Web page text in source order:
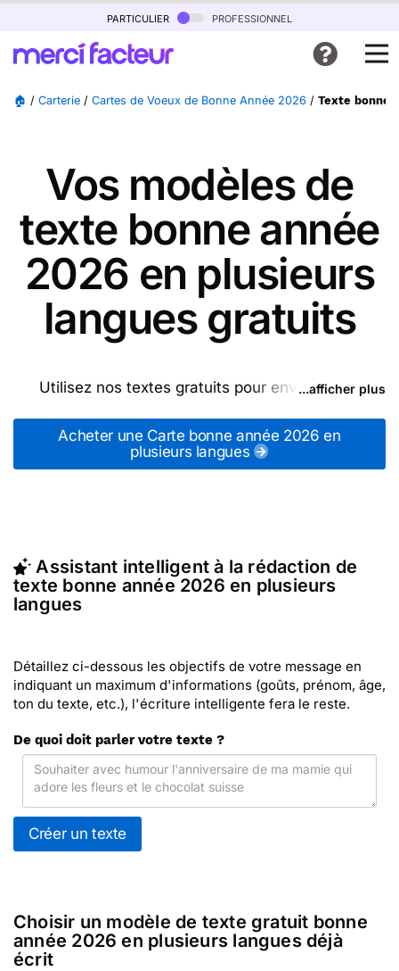
particulier professionnel
🏠 / Carterie / Cartes de Voeux de Bonne Année 2026 / Texte bonne
Vos modèles de
texte bonne année
2026 en plusieurs
langues gratuits
Utilisez nos textes gratuits pour envoyer des
(ou d'autres messages de la catégorie "Cartes de
Voeux de Bonne Année 2026") ou partagez ces
modèles de textes sur vos réseaux sociaux.
Merci Facteur (c'est rapide et pas cher). Merci
Facteur vous propose 66 modèles imprimés de
bonne année 2026 en plusieurs langues à envoyer
...afficher plus
Acheter une Carte bonne année 2026 en
plusieurs langues
Assistant intelligent à la rédaction de
texte bonne année 2026 en plusieurs
langues
Détaillez ci-dessous les objectifs de votre message en
indiquant un maximum d'informations (goûts, prénom, âge,
ton du texte, etc.), l'écriture intelligente fera le reste.
De quoi doit parler votre texte ?
Créer un texte
Choisir un modèle de texte gratuit bonne
année 2026 en plusieurs langues déjà
écrit